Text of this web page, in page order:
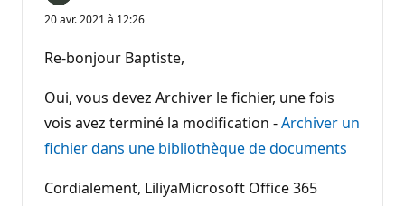
20 avr. 2021 à 12:26
Re-bonjour Baptiste,
Oui, vous devez Archiver le fichier, une fois
vois avez terminé la modification -Archiver un
fichier dans une bibliothèque de documents
Cordialement, LiliyaMicrosoft Office 365